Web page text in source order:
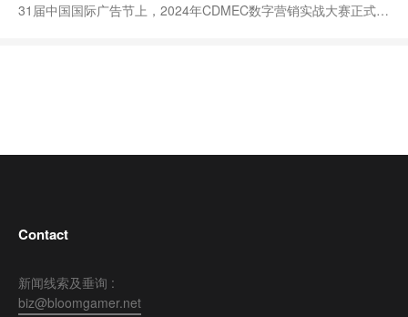
31届中国国际广告节上，2024年CDMEC数字营销实战大赛正式公
Contact
新闻线索及垂询 :
biz@bloomgamer.net